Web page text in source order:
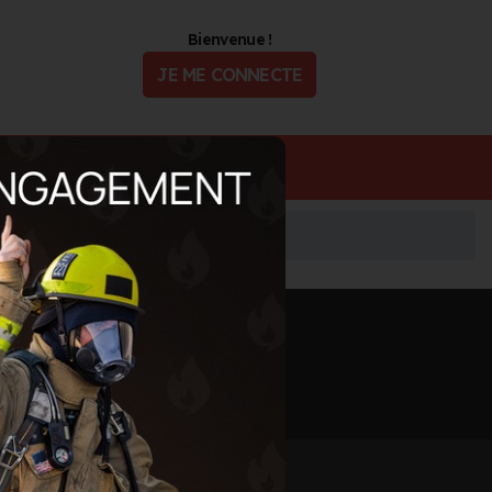
Bienvenue !
JE ME CONNECTE
Offres d'Emploi
Informations mises à jour le 17 juil. 2026
🖨️ IMPRIMER